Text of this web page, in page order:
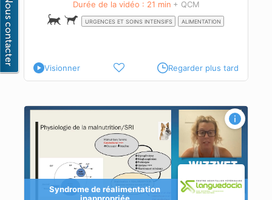
Durée de la vidéo : 21 min + QCM
URGENCES ET SOINS INTENSIFS ALIMENTATION
Visionner Regarder plus tard
Syndrome de réalimentation